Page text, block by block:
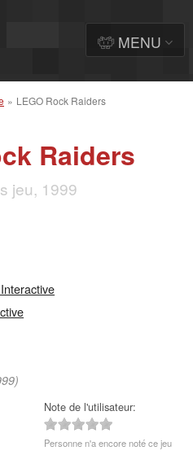
» LEGO Rock Raiders
Raiders
jeu, 1999
Note de l'utilisateur:
Personne n'a encore noté ce jeu
MENU